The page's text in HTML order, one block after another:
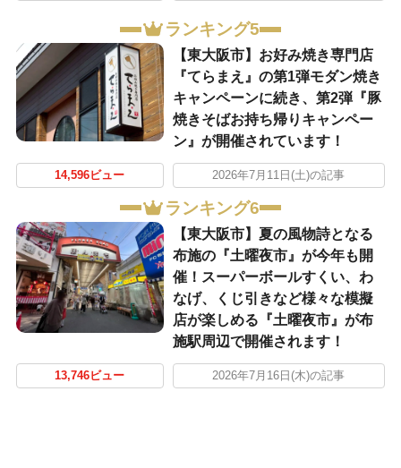
ランキング5
【東大阪市】お好み焼き専門店
『てらまえ』の第1弾モダン焼き
キャンペーンに続き、第2弾『豚
焼きそばお持ち帰りキャンペー
ン』が開催されています！
14,596ビュー 2026年7月11日(土)の記事
ランキング6
【東大阪市】夏の風物詩となる
布施の『土曜夜市』が今年も開
催！スーパーボールすくい、わ
なげ、くじ引きなど様々な模擬
店が楽しめる『土曜夜市』が布
施駅周辺で開催されます！
13,746ビュー 2026年7月16日(木)の記事